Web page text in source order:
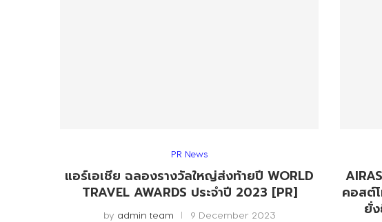
PR News
แอร์เอเชีย ฉลองรางวัลใหญ่ส่งท้ายปี WORLD
TRAVEL AWARDS ประจำปี 2023 [PR]
by admin team 9 December 2023
คอสต์
ยั่